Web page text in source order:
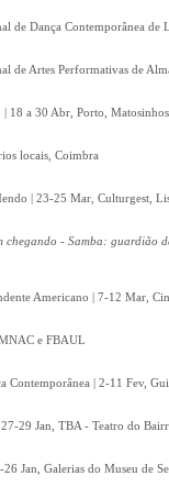
de Dança Contemporânea
de Artes Performativas de
18 a 30 Abr, Porto,
locais, Coimbra
| 23-25 Mar, Culturgest,
chegando - Samba: guardião
Americano | 7-12 Mar,
e FBAUL
Contemporânea | 2-11 Fev,
27-29 Jan, TBA - Teatro do
Jan, Galerias do Museu de